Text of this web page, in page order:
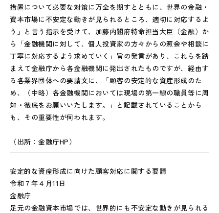
措置について必要な対策に万全を期すとともに、世界の金融・
資本市場に不安定な動きが見られるところ、適切に対応するよ
う」と言う指示を受けて、加藤内閣府特命担当大臣（金融）か
ら「金融機関に対して、個人投資家の方々からの照会や相談に
丁寧に対応するよう求めていく」旨の発言があり、これらを踏
まえて金融庁から各金融機関に発出されたものですが、経由す
る各業界団体への要請文に、「顧客の安定的な資産形成のた
め、（中略）各金融機関においては現場の第一線の職員等に周
知・徹底をお願いいたします。」と記載されていることから
も、その重要性が伺われます。
（出所：金融庁HP）
安定的な資産形成に向けた顧客対応に関する要請
令和７年４月11日
金融庁
足元の金融資本市場では、世界的にも不安定な動きが見られる